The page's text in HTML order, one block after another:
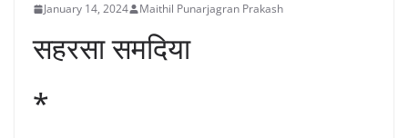
January 14, 2024 Maithil Punarjagran Prakash
सहरसा समदिया
*